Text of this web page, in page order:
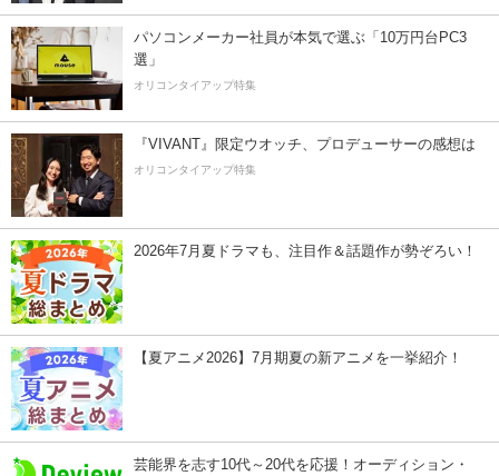
パソコンメーカー社員が本気で選ぶ「10万円台PC3
選」
オリコンタイアップ特集
『VIVANT』限定ウオッチ、プロデューサーの感想は
オリコンタイアップ特集
2026年7月夏ドラマも、注目作＆話題作が勢ぞろい！
【夏アニメ2026】7月期夏の新アニメを一挙紹介！
芸能界を志す10代～20代を応援！オーディション・